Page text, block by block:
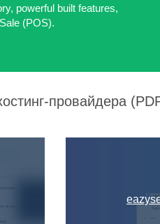
powerful built features,
(POS).
провайдера